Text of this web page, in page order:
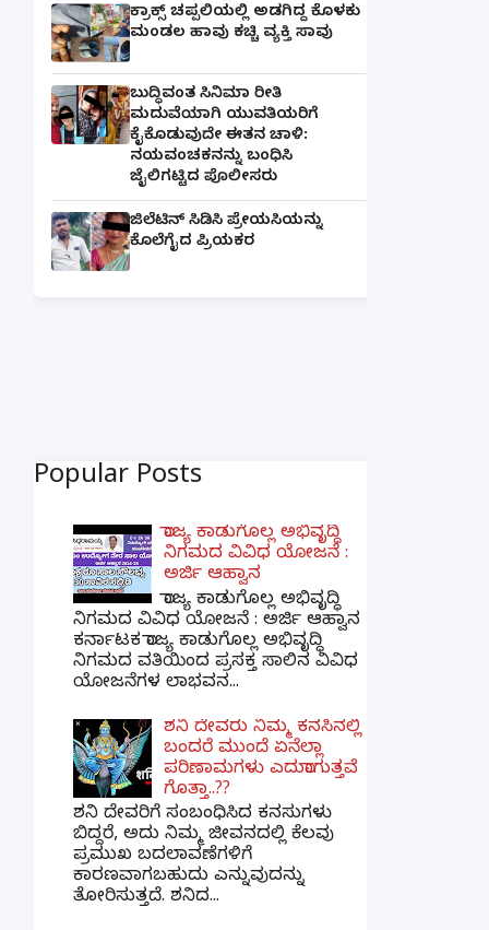
ಕ್ರಾಕ್ಸ್ ಚಪ್ಪಲಿಯಲ್ಲಿ ಅಡಗಿದ್ದ ಕೊಳಕು
ಮಂಡಲ ಹಾವು ಕಚ್ಚಿ ವ್ಯಕ್ತಿ ಸಾವು
ಬುದ್ಧಿವಂತ ಸಿನಿಮಾ ರೀತಿ
ಮದುವೆಯಾಗಿ ಯುವತಿಯರಿಗೆ
ಕೈಕೊಡುವುದೇ ಈತನ ಚಾಳಿ:
ನಯವಂಚಕನನ್ನು ಬಂಧಿಸಿ
ಜೈಲಿಗಟ್ಟಿದ ಪೊಲೀಸರು
ಜಿಲೆಟಿನ್ ಸಿಡಿಸಿ ಪ್ರೇಯಸಿಯನ್ನು
ಕೊಲೆಗೈದ ಪ್ರಿಯಕರ
Popular Posts
ರಾಜ್ಯ ಕಾಡುಗೊಲ್ಲ ಅಭಿವೃದ್ಧಿ
ನಿಗಮದ ವಿವಿಧ ಯೋಜನೆ :
ಅರ್ಜಿ ಆಹ್ವಾನ
ರಾಜ್ಯ ಕಾಡುಗೊಲ್ಲ ಅಭಿವೃದ್ಧಿ
ನಿಗಮದ ವಿವಿಧ ಯೋಜನೆ : ಅರ್ಜಿ ಆಹ್ವಾನ
ಕರ್ನಾಟಕ ರಾಜ್ಯ ಕಾಡುಗೊಲ್ಲ ಅಭಿವೃದ್ಧಿ
ನಿಗಮದ ವತಿಯಿಂದ ಪ್ರಸಕ್ತ ಸಾಲಿನ ವಿವಿಧ
ಯೋಜನೆಗಳ ಲಾಭವನ...
ಶನಿ ದೇವರು ನಿಮ್ಮ ಕನಸಿನಲ್ಲಿ
ಬಂದರೆ ಮುಂದೆ ಏನೆಲ್ಲಾ
ಪರಿಣಾಮಗಳು ಎದುರಾಗುತ್ತವೆ
ಗೊತ್ತಾ..??
ಶನಿ ದೇವರಿಗೆ ಸಂಬಂಧಿಸಿದ ಕನಸುಗಳು
ಬಿದ್ದರೆ, ಅದು ನಿಮ್ಮ ಜೀವನದಲ್ಲಿ ಕೆಲವು
ಪ್ರಮುಖ ಬದಲಾವಣೆಗಳಿಗೆ
ಕಾರಣವಾಗಬಹುದು ಎನ್ನುವುದನ್ನು
ತೋರಿಸುತ್ತದೆ. ಶನಿದ...